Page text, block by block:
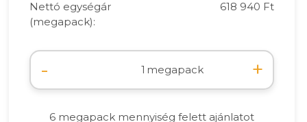
Nettó egységár
(megapack):
618 940 Ft
- megapack +
6 megapack mennyiség felett ajánlatot